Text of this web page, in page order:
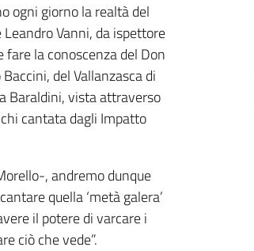
ogni giorno la realtà del
Vanni, da ispettore
la conoscenza del Don
del Vallanzasca di
Baraldini, vista attraverso
cantata dagli Impatto
, andremo dunque
quella ‘metà galera’
il potere di varcare i
ciò che vede”.